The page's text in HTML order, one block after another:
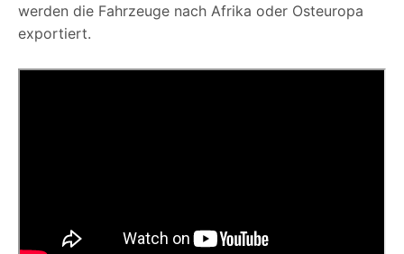
werden die Fahrzeuge nach Afrika oder Osteuropa
exportiert.